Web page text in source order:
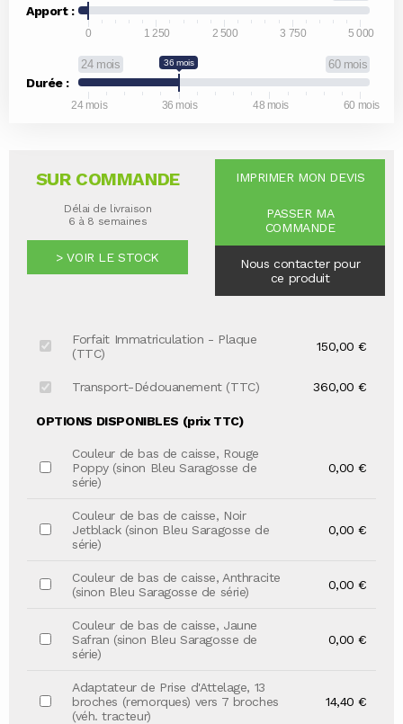
Apport :
0 1 250 2 500 3 750 5 000
Durée :
24 mois 60 mois
36 mois
24 mois 36 mois 48 mois 60 mois
SUR COMMANDE
Délai de livraison
6 à 8 semaines
> VOIR LE STOCK
IMPRIMER MON DEVIS
PASSER MA
COMMANDE
Nous contacter pour
ce produit
Forfait Immatriculation - Plaque
(TTC)
150,00 €
Transport-Dédouanement (TTC) 360,00 €
OPTIONS DISPONIBLES (prix TTC)
Couleur de bas de caisse, Rouge
Poppy (sinon Bleu Saragosse de
série)
0,00 €
Couleur de bas de caisse, Noir
Jetblack (sinon Bleu Saragosse de
série)
0,00 €
Couleur de bas de caisse, Anthracite
(sinon Bleu Saragosse de série)
0,00 €
Couleur de bas de caisse, Jaune
Safran (sinon Bleu Saragosse de
série)
0,00 €
Adaptateur de Prise d'Attelage, 13
broches (remorques) vers 7 broches
(véh. tracteur)
14,40 €